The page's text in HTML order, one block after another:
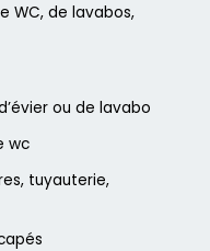
WC, de lavabos,
ou de lavabo
wc
tuyauterie,